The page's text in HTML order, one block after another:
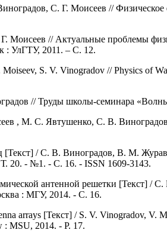
С. Г. Моисеев // Физическое
// Актуальные проблемы
: УлГТУ, 2011. – С. 12.
S. V. Vinogradov // Physics of
// Труды школы-семинара
, М. С. Явтушенко, С. В. Виноградов
/ С. В. Виноградов, В. М.
20. - №1. - С. 16. - ISSN 1609-3143.
антенной решетки [Текст] /
: МГУ, 2014. - С. 16.
arrays [Текст] / S. V. Vinogradov, V.
: MSU, 2014. - P. 17.